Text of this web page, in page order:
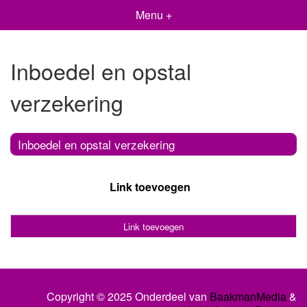
Menu +
Inboedel en opstal
verzekering
Inboedel en opstal verzekering
Link toevoegen
Link toevoegen
Copyright © 2025 Onderdeel van BaakmanMedia&